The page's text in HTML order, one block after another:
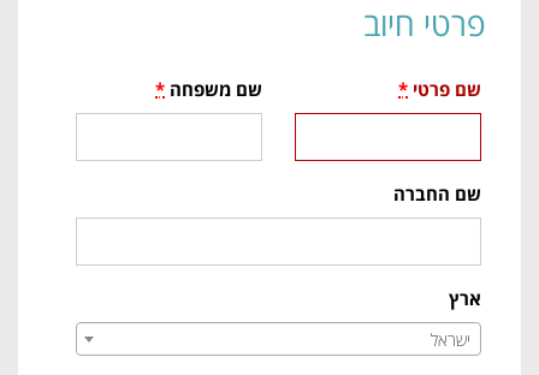
פרטי חיוב
שם פרטי * שם משפחה *
שם החברה
ארץ
ישראל